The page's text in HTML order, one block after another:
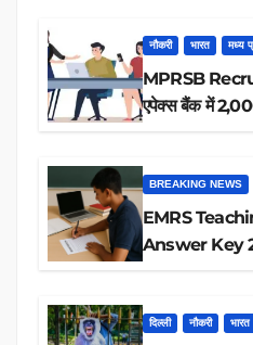
नौकरी भारत मध्य
MPRSB
एपेक्स बैंक में
BREAKING NEWS
EMRS
Answer Key
दिल्ली नौकरी भारत